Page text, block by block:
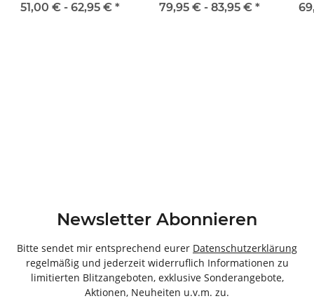
51,00 € - 62,95 € *
79,95 € - 83,95 € *
Newsletter Abonnieren
Bitte sendet mir entsprechend eurer Datenschutzerklärung
regelmäßig und jederzeit widerruflich Informationen zu
limitierten Blitzangeboten, exklusive Sonderangebote,
Aktionen, Neuheiten u.v.m. zu.